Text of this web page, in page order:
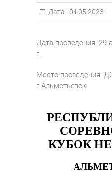
Дата : 04.05.2023
Дата проведения: 29
г.
Место проведения:
г.Альметьевск